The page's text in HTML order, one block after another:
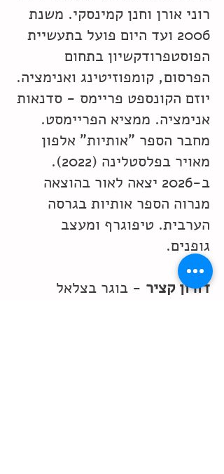
רוני אורן וחנן קמינסקי. משנת
2006 ועד היום פועל בתעשיית
הפוסטפרודקשיון בתחום
הפרסום, קומפוזיטינג ואנימציה.
יוזם הקונספט פריימס - סדנאות
אנימציה. ממציא הפריימסט.
מחבר הספר "אותיות" אלפון
מאויר בפלסטלינה (2022).
ב-2026 יצאה לאור בהוצאה
מנרוה הספר אותיות בגרסה
הערבית. טיפוגרף ומעצב
גופנים.
דורון קציר - בוגר בצלאל